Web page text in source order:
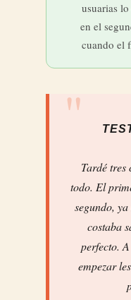
usuarias
en el
cuando el
Tardé tres
todo. El
segundo,
costaba
perfecto.
empezar